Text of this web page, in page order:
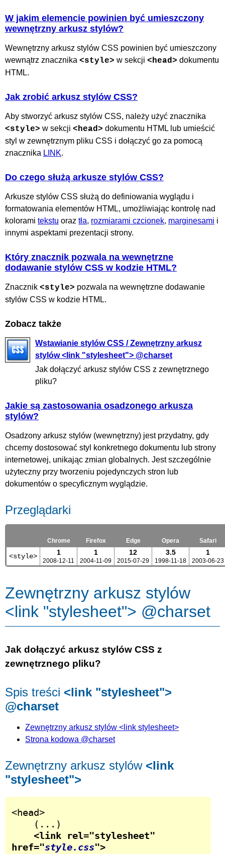
W jakim elemencie powinien być umieszczony
wewnętrzny arkusz stylów?
Wewnętrzny arkusz stylów CSS powinien być umieszczony
wewnątrz znacznika <style> w sekcji <head> dokumentu
HTML.
Jak zrobić arkusz stylów CSS?
Aby stworzyć arkusz stylów CSS, należy użyć znacznika
<style> w sekcji <head> dokumentu HTML lub umieścić
styl w zewnętrznym pliku CSS i dołączyć go za pomocą
znacznika LINK.
Do czego służą arkusze stylów CSS?
Arkusze stylów CSS służą do definiowania wyglądu i
formatowania elementów HTML, umożliwiając kontrolę nad
kolorami tekstu oraz tła, rozmiarami czcionek, marginesami i
innymi aspektami prezentacji strony.
Który znacznik pozwala na wewnętrzne
dodawanie stylów CSS w kodzie HTML?
Znacznik <style> pozwala na wewnętrzne dodawanie
stylów CSS w kodzie HTML.
Zobacz także
Wstawianie stylów CSS / Zewnętrzny arkusz
stylów <link "stylesheet"> @charset
Jak dołączyć arkusz stylów CSS z zewnętrznego
pliku?
Jakie są zastosowania osadzonego arkusza
stylów?
Osadzony arkusz stylów (wewnętrzny) jest przydatny, gdy
chcemy dostosować styl konkretnego dokumentu lub strony
internetowej, unikając zmian globalnych. Jest szczególnie
użyteczny przy tworzeniu pojedynczych stron lub
dokumentów o specyficznym wyglądzie.
Przeglądarki
Chrome Firefox Edge Opera Safari
<style> 1
2008-12-11
1
2004-11-09
12
2015-07-29
3.5
1998-11-18
1
2003-06-23
Zewnętrzny arkusz stylów
<link "stylesheet"> @charset
Jak dołączyć arkusz stylów CSS z
zewnętrznego pliku?
Spis treści <link "stylesheet">
@charset
Zewnętrzny arkusz stylów <link stylesheet>
Strona kodowa @charset
Zewnętrzny arkusz stylów <link
"stylesheet">
<head>
<link rel="stylesheet"
href="style.css">